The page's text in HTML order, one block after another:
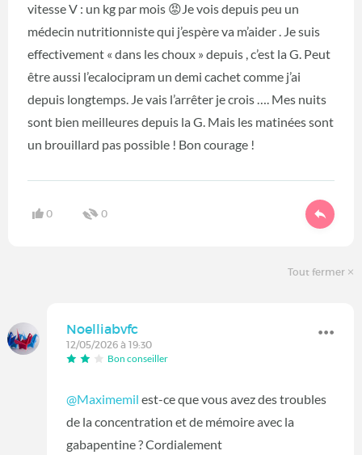
vitesse V : un kg par mois 😡Je vois depuis peu un
médecin nutritionniste qui j’espère va m’aider . Je suis
effectivement « dans les choux » depuis , c’est la G. Peut
être aussi l’ecalocipram un demi cachet comme j’ai
depuis longtemps. Je vais l’arrêter je crois …. Mes nuits
sont bien meilleures depuis la G. Mais les matinées sont
un brouillard pas possible ! Bon courage !
0 0
Tout fermer
Noelliabvfc
12/05/2026 à 19:30
Bon conseiller
@Maximemil est-ce que vous avez des troubles
de la concentration et de mémoire avec la
gabapentine ? Cordialement